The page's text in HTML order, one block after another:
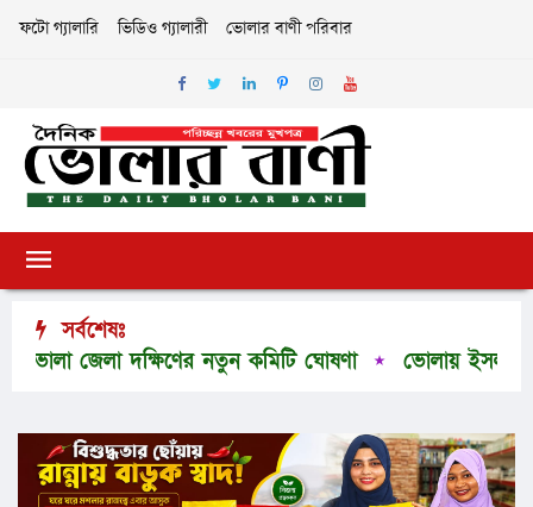
ফটো গ্যালারি ভিডিও গ্যালারী ভোলার বাণী পরিবার
সর্বশেষঃ
জেলা দক্ষিণের নতুন কমিটি ঘোষণা
ভোলায় ইসলামী